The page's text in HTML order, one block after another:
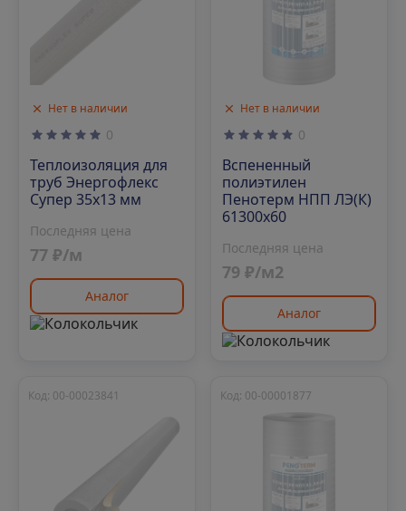
Нет в наличии
0
Теплоизоляция для
труб Энергофлекс
Супер 35х13 мм
Последняя цена
77 ₽/м
Аналог
Нет в наличии
0
Вспененный
полиэтилен
Пенотерм НПП ЛЭ(К)
61300х60
Последняя цена
79 ₽/м2
Аналог
Код: 00-00023841 Код: 00-00001877